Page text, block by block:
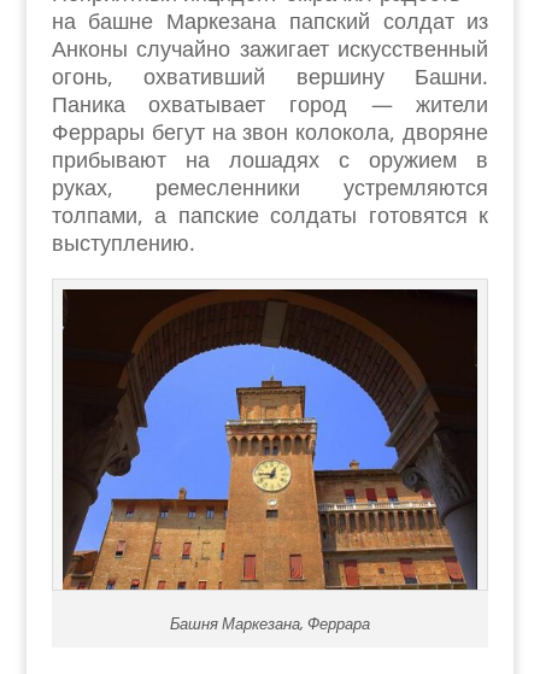
на башне Маркезана папский солдат из
Анконы случайно зажигает искусственный
огонь, охвативший вершину Башни.
Паника охватывает город — жители
Феррары бегут на звон колокола, дворяне
прибывают на лошадях с оружием в
руках, ремесленники устремляются
толпами, а папские солдаты готовятся к
выступлению.
Башня Маркезана, Феррара